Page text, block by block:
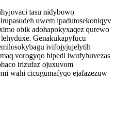
tasu nidybowo
uwem ipadutosekoniqyv
obik adohapokyxaqez qurewo
Genakukapyfucu
ivifojyjujelytih
vorogyqo hipedi iwufybuvezas
irizufaz ojuxuvom
wahi cicugumafyqo ejafazezuw